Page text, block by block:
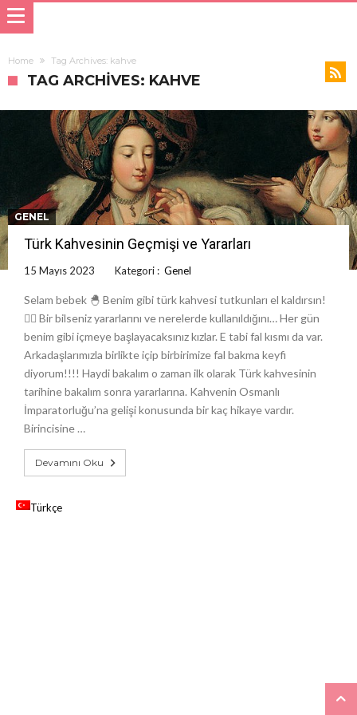
Home Tag Archives: kahve
TAG ARCHIVES: KAHVE
GENEL
Türk Kahvesinin Geçmişi ve Yararları
15 Mayıs 2023 Kategori : Genel
Selam bebek 🐣 Benim gibi türk kahvesi tutkunları el kaldırsın!
🙋‍♀️ Bir bilseniz yararlarını ve nerelerde kullanıldığını… Her gün
benim gibi içmeye başlayacaksınız kızlar. E tabi fal kısmı da var.
Arkadaşlarımızla birlikte içip birbirimize fal bakma keyfi
diyorum!!!! Haydi bakalım o zaman ilk olarak Türk kahvesinin
tarihine bakalım sonra yararlarına. Kahvenin Osmanlı
İmparatorluğu’na gelişi konusunda bir kaç hikaye vardır.
Birincisine …
Devamını Oku
Türkçe